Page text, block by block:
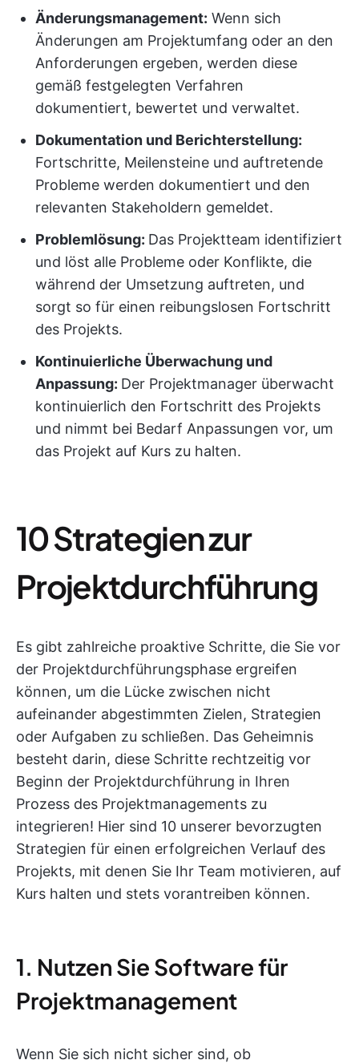
Änderungsmanagement: Wenn sich
Änderungen am Projektumfang oder an den
Anforderungen ergeben, werden diese
gemäß festgelegten Verfahren
dokumentiert, bewertet und verwaltet.
Dokumentation und Berichterstellung:
Fortschritte, Meilensteine und auftretende
Probleme werden dokumentiert und den
relevanten Stakeholdern gemeldet.
Problemlösung: Das Projektteam identifiziert
und löst alle Probleme oder Konflikte, die
während der Umsetzung auftreten, und
sorgt so für einen reibungslosen Fortschritt
des Projekts.
Kontinuierliche Überwachung und
Anpassung: Der Projektmanager überwacht
kontinuierlich den Fortschritt des Projekts
und nimmt bei Bedarf Anpassungen vor, um
das Projekt auf Kurs zu halten.
10 Strategien zur
Projektdurchführung
Es gibt zahlreiche proaktive Schritte, die Sie vor
der Projektdurchführungsphase ergreifen
können, um die Lücke zwischen nicht
aufeinander abgestimmten Zielen, Strategien
oder Aufgaben zu schließen. Das Geheimnis
besteht darin, diese Schritte rechtzeitig vor
Beginn der Projektdurchführung in Ihren
Prozess des Projektmanagements zu
integrieren! Hier sind 10 unserer bevorzugten
Strategien für einen erfolgreichen Verlauf des
Projekts, mit denen Sie Ihr Team motivieren, auf
Kurs halten und stets vorantreiben können.
1. Nutzen Sie Software für
Projektmanagement
Wenn Sie sich nicht sicher sind, ob